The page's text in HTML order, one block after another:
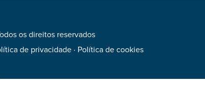
os direitos reservados
de privacidade · Política de cookies